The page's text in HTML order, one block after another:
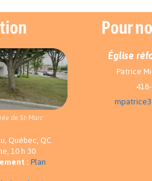
de St-Marc
Québec, QC
10 h 30
: Plan
Pour
Église
Patrice